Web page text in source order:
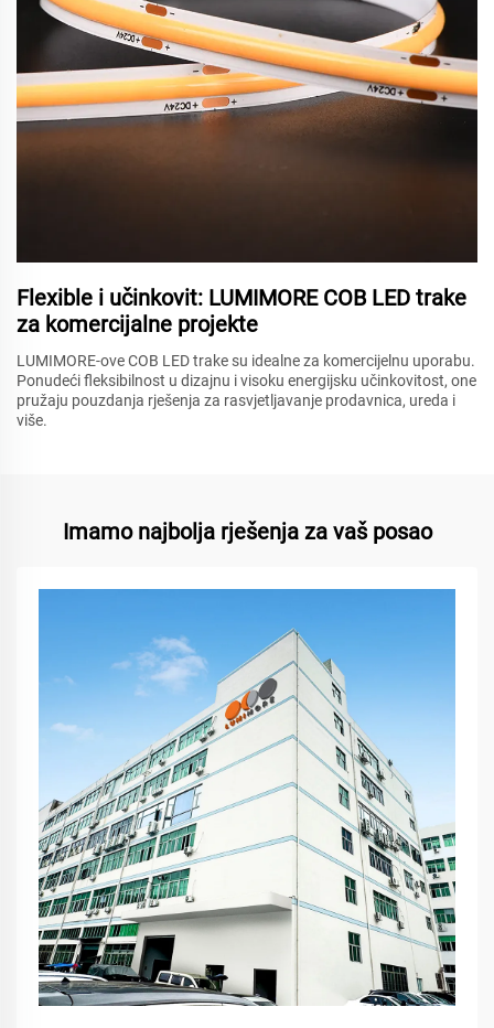
Flexible i učinkovit: LUMIMORE COB LED trake
za komercijalne projekte
LUMIMORE-ove COB LED trake su idealne za komercijelnu uporabu.
Ponudeći fleksibilnost u dizajnu i visoku energijsku učinkovitost, one
pružaju pouzdanja rješenja za rasvjetljavanje prodavnica, ureda i
više.
Imamo najbolja rješenja za vaš posao